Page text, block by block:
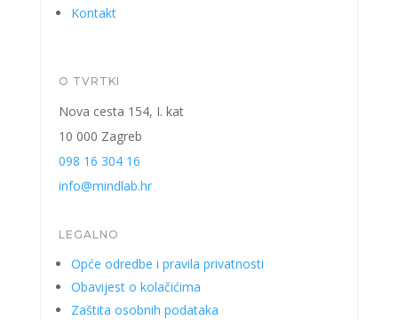
Kontakt
O TVRTKI
Nova cesta 154, I. kat
10 000 Zagreb
098 16 304 16
info@mindlab.hr
LEGALNO
Opće odredbe i pravila privatnosti
Obavijest o kolačićima
Zaštita osobnih podataka